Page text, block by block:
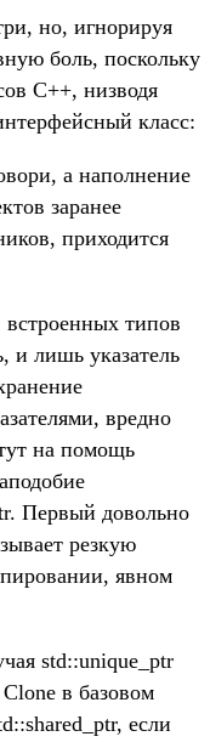
но, игнорируя
боль, поскольку
C++, низводя
класс:
а наполнение
заранее
приходится
типов
и лишь указатель
вредно
на помощь
Первый довольно
резкую
явном
std::unique_ptr
Clone в базовом
если